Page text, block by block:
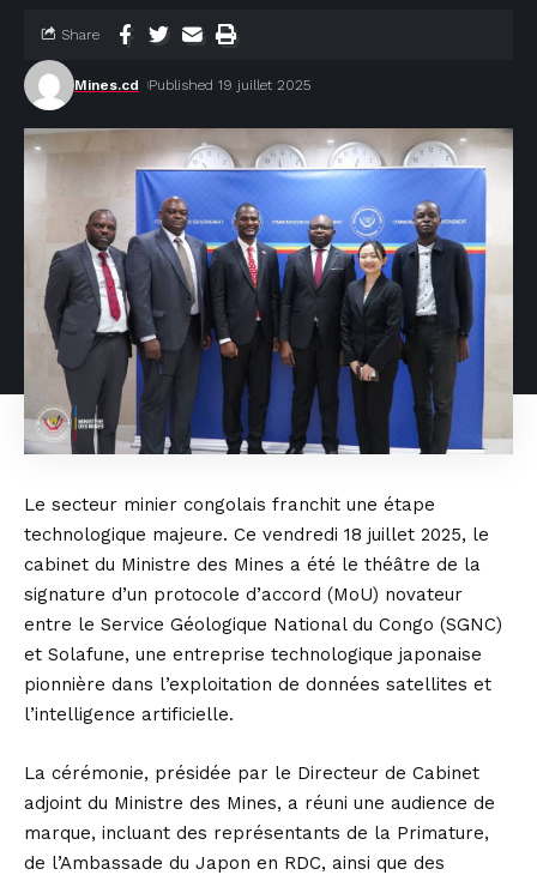
Mines.cd Published 19 juillet 2025
Share
Le secteur minier congolais franchit une étape
technologique majeure. Ce vendredi 18 juillet 2025, le
cabinet du Ministre des Mines a été le théâtre de la
signature d’un protocole d’accord (MoU) novateur
entre le Service Géologique National du Congo (SGNC)
et Solafune, une entreprise technologique japonaise
pionnière dans l’exploitation de données satellites et
l’intelligence artificielle.
La cérémonie, présidée par le Directeur de Cabinet
adjoint du Ministre des Mines, a réuni une audience de
marque, incluant des représentants de la Primature,
de l’Ambassade du Japon en RDC, ainsi que des